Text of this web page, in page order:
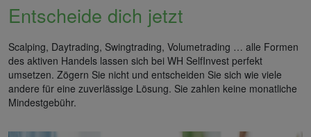
Entscheide dich jetzt
Scalping, Daytrading, Swingtrading, Volumetrading … alle Formen
des aktiven Handels lassen sich bei WH SelfInvest perfekt
umsetzen. Zögern Sie nicht und entscheiden Sie sich wie viele
andere für eine zuverlässige Lösung. Sie zahlen keine monatliche
Mindestgebühr.